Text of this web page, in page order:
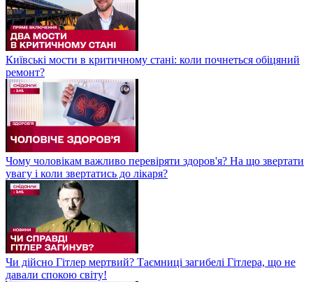
Київські мости в критичному стані: коли почнеться обіцяний
ремонт?
Чому чоловікам важливо перевіряти здоров'я? На що звертати
увагу і коли звертатись до лікаря?
Чи дійсно Гітлер мертвий? Таємниці загибелі Гітлера, що не
давали спокою світу!